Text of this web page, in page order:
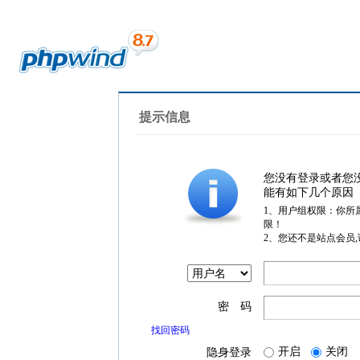
提示信息
您没有登录或者您
能有如下几个原因
1、用户组权限：你所
限！
2、您还不是站点会员
密 码
找回密码
隐身登录 开启 关闭